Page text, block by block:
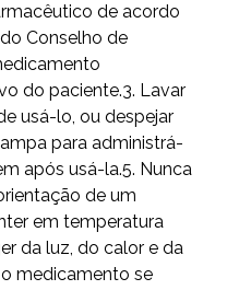
de acordo
Conselho de
do paciente.3. Lavar
usá-lo, ou despejar
para administrá-
após usá-la.5. Nunca
de um
em temperatura
da luz, do calor e da
medicamento se